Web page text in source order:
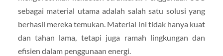
sebagai material utama adalah salah satu solusi yang
berhasil mereka temukan. Material ini tidak hanya kuat
dan tahan lama, tetapi juga ramah lingkungan dan
efisien dalam penggunaan energi.